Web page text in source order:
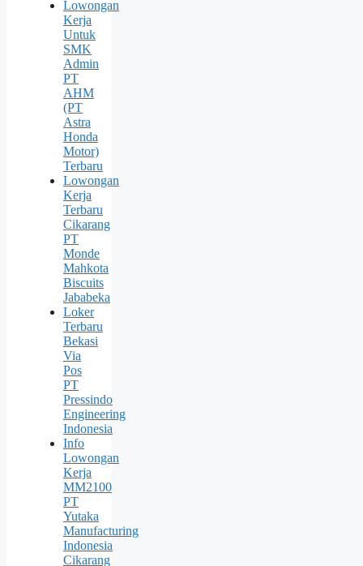
Lowongan
Kerja
Untuk
SMK
Admin
PT
AHM
(PT
Astra
Honda
Motor)
Terbaru
Lowongan
Kerja
Terbaru
Cikarang
PT
Monde
Mahkota
Biscuits
Jababeka
Loker
Terbaru
Bekasi
Via
Pos
PT
Pressindo
Engineering
Indonesia
Info
Lowongan
Kerja
MM2100
PT
Yutaka
Manufacturing
Indonesia
Cikarang